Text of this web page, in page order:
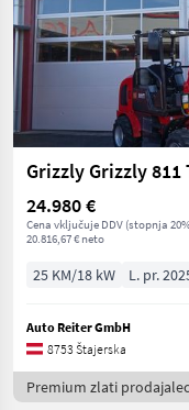
24.980 €
Cena vključuje DDV (stopnja
20.816,67 € neto
25 KM/18 kW L. pr.
Auto Reiter GmbH
8753 Štajerska
Premium zlati prodajalec